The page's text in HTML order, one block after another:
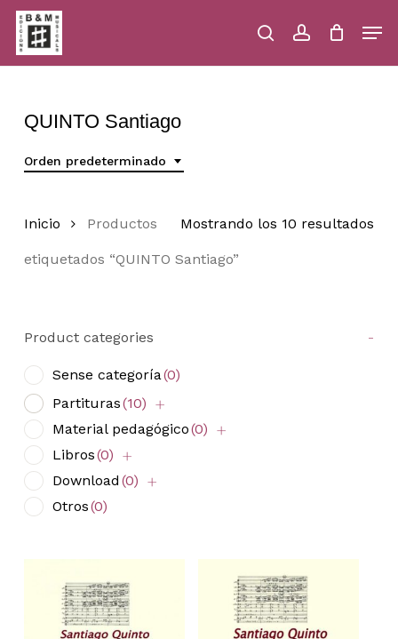
Skip
main
content
searchaccount
Close
QUINTO Santiago
Orden predeterminado
Mostrando los 10 resultados
Inicio Productos
etiquetados “QUINTO Santiago”
Product categories -
Sense categoría(0)
Partituras(10)
Material pedagógico(0)
Libros(0)
Download (0)
Otros(0)
Menu